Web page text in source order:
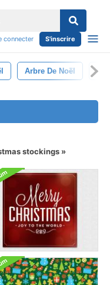
connecter S'inscrire
Arbre De Noël
stockings